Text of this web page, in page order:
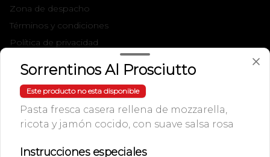
Zona de despacho
Términos y condiciones
Política de privacidad
Redes sociales
Instagram
Facebook
Mi cuenta
Sorrentinos Al Prosciutto
Este producto no esta disponible
Pasta fresca casera rellena de mozzarella,
ricota y jamón cocido, con suave salsa rosa
Instrucciones especiales